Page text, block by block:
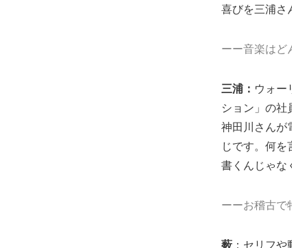
喜びを三浦さ
ーー音楽はど
三浦： ウォー
ション」の社
神田川さんが
じです。何
書くんじゃな
ーーお稽古で
薮 ：セリフ